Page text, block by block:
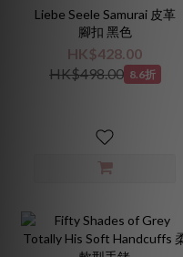
Liebe Seele Samurai 皮革
腳扣 黑色
HK$428.00
HK$498.00 8.6折